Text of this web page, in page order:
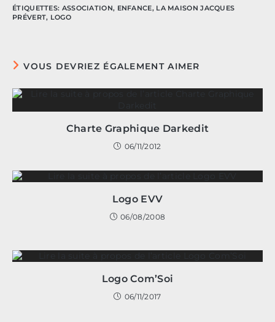
ÉTIQUETTES: ASSOCIATION, ENFANCE, LA MAISON JACQUES
PRÉVERT, LOGO
VOUS DEVRIEZ ÉGALEMENT AIMER
Charte Graphique Darkedit
06/11/2012
Logo EVV
06/08/2008
Logo Com’Soi
06/11/2017